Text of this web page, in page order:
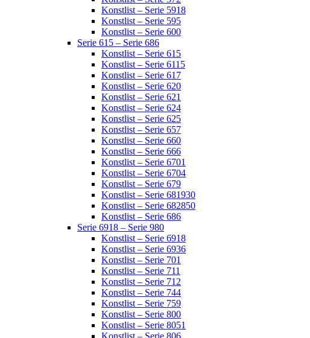
Konstlist – Serie 5918
Konstlist – Serie 595
Konstlist – Serie 600
Serie 615 – Serie 686
Konstlist – Serie 615
Konstlist – Serie 6115
Konstlist – Serie 617
Konstlist – Serie 620
Konstlist – Serie 621
Konstlist – Serie 624
Konstlist – Serie 625
Konstlist – Serie 657
Konstlist – Serie 660
Konstlist – Serie 666
Konstlist – Serie 6701
Konstlist – Serie 6704
Konstlist – Serie 679
Konstlist – Serie 681930
Konstlist – Serie 682850
Konstlist – Serie 686
Serie 6918 – Serie 980
Konstlist – Serie 6918
Konstlist – Serie 6936
Konstlist – Serie 701
Konstlist – Serie 711
Konstlist – Serie 712
Konstlist – Serie 744
Konstlist – Serie 759
Konstlist – Serie 800
Konstlist – Serie 8051
Konstlist – Serie 806